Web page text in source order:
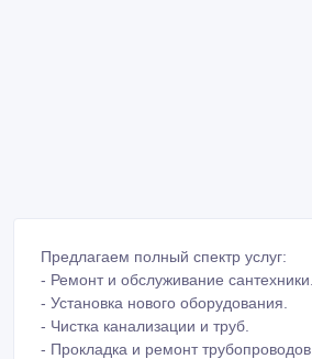
Предлагаем полный спектр услуг:
- Ремонт и обслуживание сантехники.
- Установка нового оборудования.
- Чистка канализации и труб.
- Прокладка и ремонт трубопроводов.